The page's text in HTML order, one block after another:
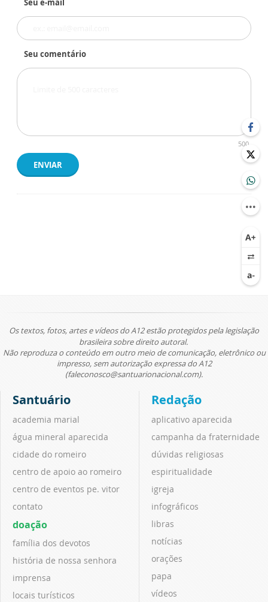
Seu e-mail
Seu comentário
500
ENVIAR
Os textos, fotos, artes e vídeos do A12 estão protegidos pela legislação
brasileira sobre direito autoral.
Não reproduza o conteúdo em outro meio de comunicação, eletrônico ou
impresso, sem autorização expressa do A12
(faleconosco@santuarionacional.com).
Santuário
academia marial
água mineral aparecida
cidade do romeiro
centro de apoio ao romeiro
centro de eventos pe. vitor
contato
doação
família dos devotos
história de nossa senhora
imprensa
locais turísticos
Redação
aplicativo aparecida
campanha da fraternidade
dúvidas religiosas
espiritualidade
igreja
infográficos
libras
notícias
orações
papa
vídeos